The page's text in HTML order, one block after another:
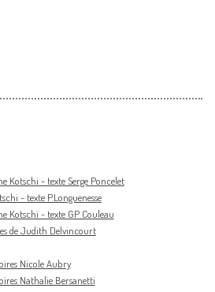
Kotschi - texte Serge Poncelet
- texte P.Longuenesse
Kotschi - texte GP Couleau
de Judith Delvincourt
Nicole Aubry
Nathalie Bersanetti